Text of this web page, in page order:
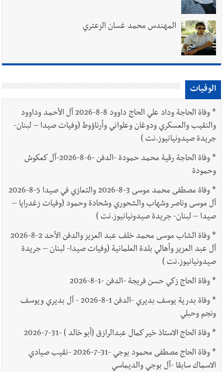
المهندس محمد غسان الزعتري
الوفيات
*
وفاة الحاجة وداد علي الحاج داوود 8-8-2026 آل الأحمد وداوود
والنقيب والعسكري ودوغان وعلواني وأرناؤوط (وفيات صيدا – لبنان-
جريدة صيدونيانيوز.نت )
*
وفاة الحاجة رقية محمد حمودة -الدفن -6-8-2026-آل كعكوش
وحمودة
*
وفاة مصطفى محمد موسى 3-8-2026 والتعازي في صيدا 5-8-2026
آل موسى وناصر وشهاب والشحوري وشحادة وحمود (وفيات زغدرايا –
صيدا – لبنان- جريدة صيدونيانيوز.نت )
*
وفاة الشاب موسى محمد خلف عبد العزيز والدفن الأحد 2-8-2026
آل عبد العزيز وأهالي بلدة العلمانية (وفيات صيدا- لبنان – جريدة
صيدونيانيوز.نت )
*وفاة الحاج زكي حسن فريجة -الدفن -1-8-2026
*
وفاة بدرية يوسف بديري -الدفن 1-8-2026 - آل بديري ويوسف
ونجم وحبلي
*وفاة الحاج الاستاذ خير كمال عبدالرازق (أبو خالد ) -31-7-2026
*
وفاة الحاج مصطفى محمود بوجي -31-7-2026 -نقيب صيادي
الاسماك سابقا -آل بوجي والديماسي